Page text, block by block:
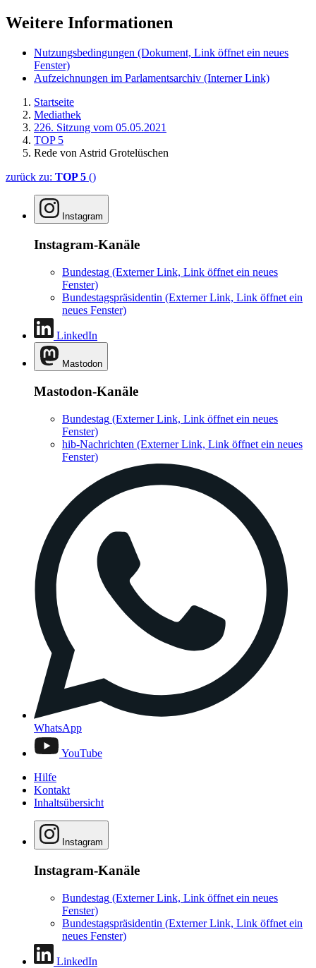
Weitere Informationen
Nutzungsbedingungen (Dokument, Link öffnet ein neues
Fenster)
Aufzeichnungen im Parlamentsarchiv (Interner Link)
Startseite
Mediathek
226. Sitzung vom 05.05.2021
TOP 5
Rede von Astrid Grotelüschen
zurück zu: TOP 5 ()
Instagram
Instagram-Kanäle
Bundestag (Externer Link, Link öffnet ein neues
Fenster)
Bundestagspräsidentin (Externer Link, Link öffnet ein
neues Fenster)
LinkedIn
Mastodon
Mastodon-Kanäle
Bundestag (Externer Link, Link öffnet ein neues
Fenster)
hib-Nachrichten (Externer Link, Link öffnet ein neues
Fenster)
WhatsApp
YouTube
Hilfe
Kontakt
Inhaltsübersicht
Instagram
Instagram-Kanäle
Bundestag (Externer Link, Link öffnet ein neues
Fenster)
Bundestagspräsidentin (Externer Link, Link öffnet ein
neues Fenster)
LinkedIn